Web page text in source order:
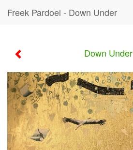
Freek Pardoel - Down Under
Down Under